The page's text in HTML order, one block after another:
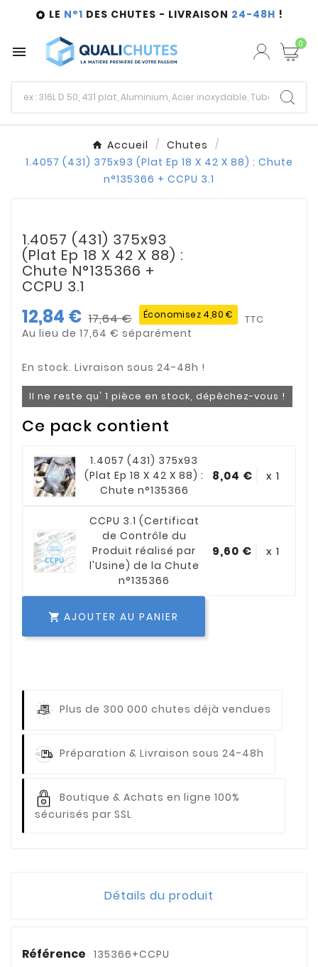
 LE N°1 DES CHUTES - LIVRAISON 24-48H !
 0
Accueil
Chutes
1.4057 (431) 375x93 (Plat Ep 18 X 42 X 88) : Chute
n°135366 + CCPU 3.1
1.4057 (431) 375x93
(Plat Ep 18 X 42 X 88) :
Chute N°135366 +
CCPU 3.1
12,84 € 17,64 € Économisez 4,80 € TTC
Au lieu de 17,64 €
Il ne reste qu' 1 pièce en stock, dépêchez-vous !
Ce pack contient
1.4057 (431) 375x93
(Plat Ep 18 X 42 X 88) :
Chute n°135366
8,04 € x 1
CCPU 3.1 (Certificat
de Contrôle du
Produit réalisé par
l'Usine) de la Chute
n°135366
9,60 € x 1
 AJOUTER AU PANIER
Plus de 300 000 chutes déjà vendues
Préparation & Livraison sous 24-48h
Boutique & Achats en ligne 100%
sécurisés par SSL
Détails du produit
Référence 135366+CCPU